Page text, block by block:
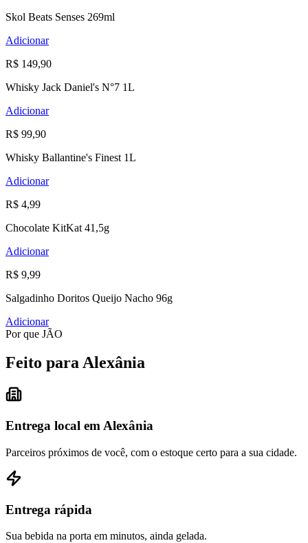
Skol Beats Senses 269ml
Adicionar
R$ 149,90
Whisky Jack Daniel's N°7 1L
Adicionar
R$ 99,90
Whisky Ballantine's Finest 1L
Adicionar
R$ 4,99
Chocolate KitKat 41,5g
Adicionar
R$ 9,99
Salgadinho Doritos Queijo Nacho 96g
Adicionar
Por que JÃO
Feito para Alexânia
Entrega local em Alexânia
Parceiros próximos de você, com o estoque certo para a sua cidade.
Entrega rápida
Sua bebida na porta em minutos, ainda gelada.